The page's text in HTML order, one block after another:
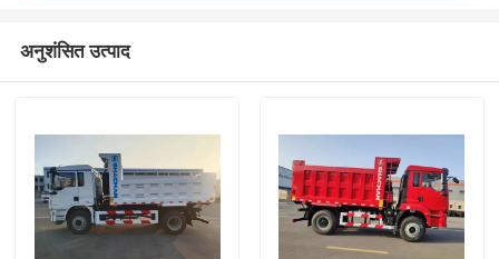
अनुशंसित उत्पाद